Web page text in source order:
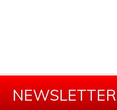
NEWSLETTER